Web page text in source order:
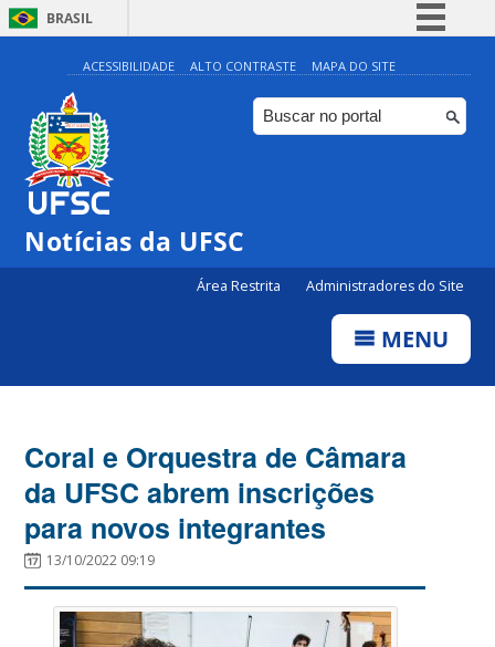
BRASIL
Simplifique!
Comunica BR
Participe
ACESSIBILIDADE ALTO CONTRASTE MAPA DO SITE
Notícias da UFSC
Área Restrita Administradores do Site
MENU
Coral e Orquestra de Câmara
da UFSC abrem inscrições
para novos integrantes
13/10/2022 09:19